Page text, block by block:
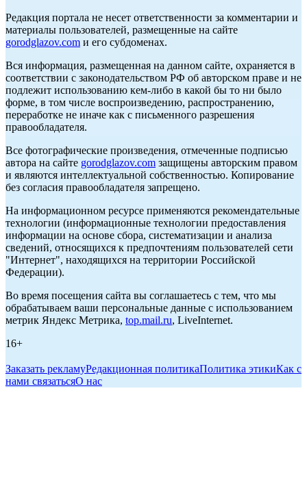
Редакция портала не несет ответственности за комментарии и
материалы пользователей, размещенные на сайте
gorodglazov.com и его субдоменах.
Вся информация, размещенная на данном сайте, охраняется в
соответствии с законодательством РФ об авторском праве и не
подлежит использованию кем-либо в какой бы то ни было
форме, в том числе воспроизведению, распространению,
переработке не иначе как с письменного разрешения
правообладателя.
Все фотографические произведения, отмеченные подписью
автора на сайте gorodglazov.com защищены авторским правом
и являются интеллектуальной собственностью. Копирование
без согласия правообладателя запрещено.
На информационном ресурсе применяются рекомендательные
технологии (информационные технологии предоставления
информации на основе сбора, систематизации и анализа
сведений, относящихся к предпочтениям пользователей сети
"Интернет", находящихся на территории Российской
Федерации).
Во время посещения сайта вы соглашаетесь с тем, что мы
обрабатываем ваши персональные данные с использованием
метрик Яндекс Метрика, top.mail.ru, LiveInternet.
16+
Заказать рекламуРедакционная политикаПолитика этикиКак с
нами связатьсяО нас